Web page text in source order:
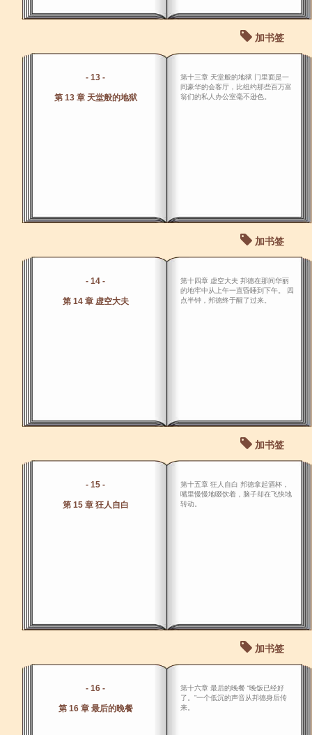
加书签
- 13 -
第 13 章 天堂般的地狱
第十三章 天堂般的地狱 门里面是一
间豪华的会客厅，比纽约那些百万富
翁们的私人办公室毫不逊色。
加书签
- 14 -
第 14 章 虚空大夫
第十四章 虚空大夫 邦德在那间华丽
的地牢中从上午一直昏睡到下午。 四
点半钟，邦德终于醒了过来。
加书签
- 15 -
第 15 章 狂人自白
第十五章 狂人自白 邦德拿起酒杯，
嘴里慢慢地啜饮着，脑子却在飞快地
转动。
加书签
- 16 -
第 16 章 最后的晚餐
第十六章 最后的晚餐 “晚饭已经好
了。”一个低沉的声音从邦德身后传
来。